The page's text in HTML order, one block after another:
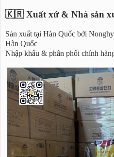
🇰🇷 Xuất xứ & Nhà sản
Sản xuất tại Hàn Quốc bởi
Hàn Quốc
Nhập khẩu & phân phối chính